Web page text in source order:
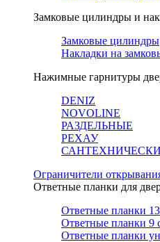
Замковые цилиндры и
Замковые цилиндры
Накладки на
Нажимные гарнитуры
DENIZ
NOVOLINE
РАЗДЕЛЬНЫЕ
РЕХАУ
Ограничители
Ответные планки для
Ответные планки
Ответные планки 9
Ответные планки